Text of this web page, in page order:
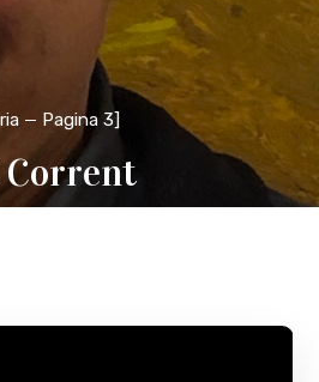
Pagina 3]
Corrent